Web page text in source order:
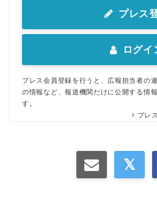
プレス
ログイ
プレス会員登録を行うと、広報担当者の
の情報など、報道機関だけに公開する情
す。
プレ